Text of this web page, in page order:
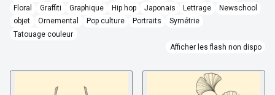
Floral
Graffiti Graphique Hip hop Japonais Lettrage
Newschool
objet
Ornemental Pop culture Portraits
Symétrie
Tatouage couleur
Afficher les flash non dispo